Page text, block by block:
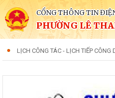
CỔNG THÔNG TIN
PHƯỜNG LÊ
LỊCH CÔNG TÁC - LỊCH TIẾP CÔNG